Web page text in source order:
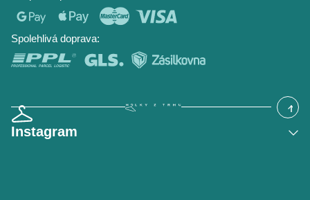
Časté dotazy
Hodnocení obchodu
Blog
Spolehlivá doprava:
Instagram